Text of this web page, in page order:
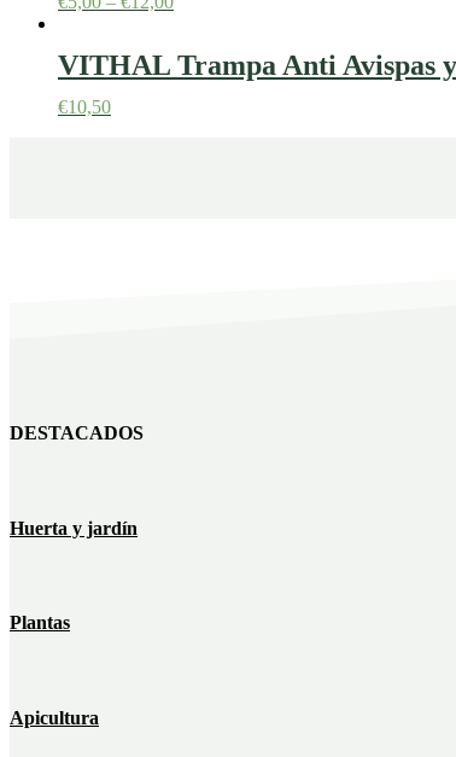
VITHAL Trampa Anti Avispas
€10,50
DESTACADOS
Huerta y jardín
Plantas
Apicultura